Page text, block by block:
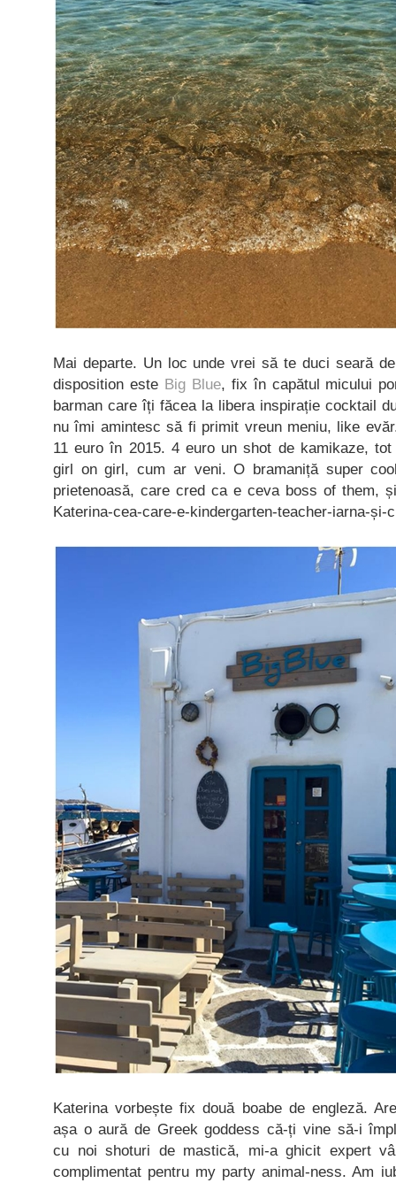
Mai departe. Un loc unde vrei să te duci seară
disposition este Big Blue, fix în capătul micului
barman care îți făcea la libera inspirație cocktail
nu îmi amintesc să fi primit vreun meniu, like
11 euro în 2015. 4 euro un shot de kamikaze,
girl on girl, cum ar veni. O bramaniță super
prietenoasă, care cred ca e ceva boss of them,
Katerina-cea-care-e-kindergarten-teacher-iarna-și-
Katerina vorbește fix două boabe de engleză.
așa o aură de Greek goddess că-ți vine să-i
cu noi shoturi de mastică, mi-a ghicit expert
complimentat pentru my party animal-ness. Am